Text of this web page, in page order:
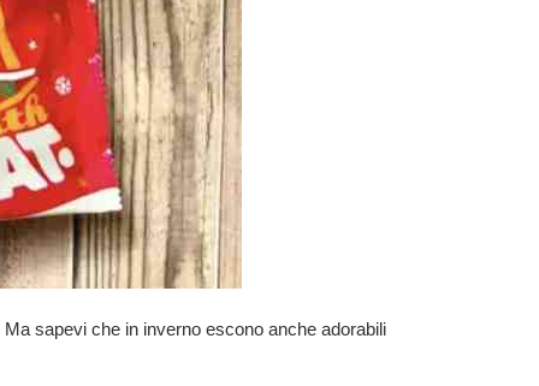
sapevi che in inverno escono anche adorabili